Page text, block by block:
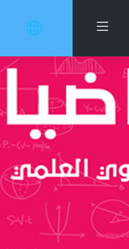
واجهة جانبية